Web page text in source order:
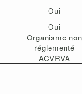
Oui
Oui
Organisme non
réglementé
ACVRVA